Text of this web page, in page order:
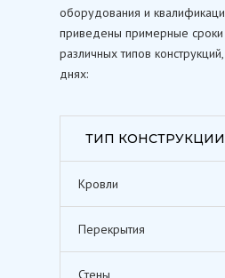
оборудования и
приведены примерные
различных типов
днях:
ТИП КОНСТРУКЦИИ
Кровли
Перекрытия
Стены